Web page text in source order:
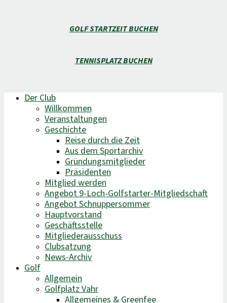
GOLF STARTZEIT BUCHEN
TENNISPLATZ BUCHEN
Der Club
Willkommen
Veranstaltungen
Geschichte
Reise durch die Zeit
Aus dem Sportarchiv
Gründungsmitglieder
Präsidenten
Mitglied werden
Angebot 9-Loch-Golfstarter-Mitgliedschaft
Angebot Schnuppersommer
Hauptvorstand
Geschäftsstelle
Mitgliederausschuss
Clubsatzung
News-Archiv
Golf
Allgemein
Golfplatz Vahr
Allgemeines & Greenfee